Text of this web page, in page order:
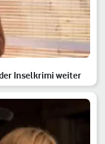
Inselkrimi weiter